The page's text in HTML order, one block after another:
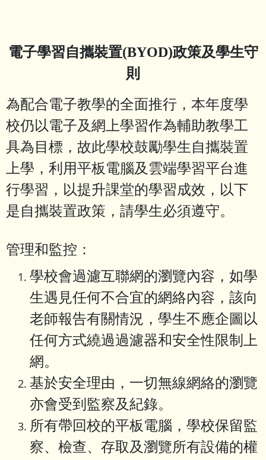
電子學習自攜裝置(BYOD)政策及學生守
則
為配合電子教學的全面推行，本年度學
校仍以電子及網上學習作為輔助教學工
具為目標，故此學校鼓勵學生自攜裝置
上學，利用平板電腦及雲端學習平台進
行學習，以提升課堂的學習成效，以下
是自攜裝置政策，請學生必須遵守。
管理和監控：
學校會過濾互聯網的瀏覽內容，如學
生遇見任何不合宜的網絡內容，該向
老師報告有關情況，學生不應企圖以
任何方式繞過過濾器和安全性限制上
網。
基於安全理由，一切無線網絡的瀏覽
亦會受到監察及紀錄。
所有帶回校的平板電腦，學校保留監
察、檢查、存取及瀏覽所有設備的權